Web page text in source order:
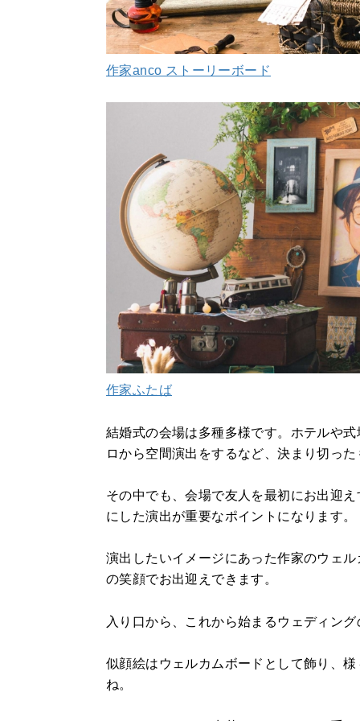
作家anco ストーリーボード
作家ふたば
結婚式の会場は多種多様です。ホテルや
ロから空間演出をするなど、決まり切っ
その中でも、会場で友人を最初にお出迎
にした演出が重要なポイントになります。
演出したいイメージにあった作家のウェ
の笑顔でお出迎えできます。
入り口から、これから始まるウェディン
似顔絵はウェルカムボードとして飾り、
ね。